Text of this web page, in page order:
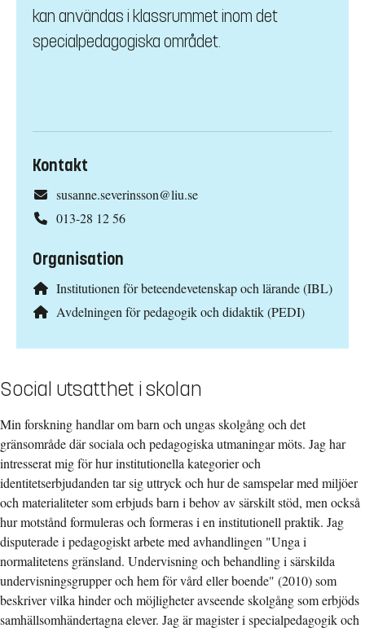
kan användas i klassrummet inom det
specialpedagogiska området.
Kontakt
susanne.severinsson@liu.se
013-28 12 56
Organisation
Institutionen för beteendevetenskap och lärande (IBL)
Avdelningen för pedagogik och didaktik (PEDI)
Social utsatthet i skolan
Min forskning handlar om barn och ungas skolgång och det
gränsområde där sociala och pedagogiska utmaningar möts. Jag har
intresserat mig för hur institutionella kategorier och
identitetserbjudanden tar sig uttryck och hur de samspelar med miljöer
och materialiteter som erbjuds barn i behov av särskilt stöd, men också
hur motstånd formuleras och formeras i en institutionell praktik. Jag
disputerade i pedagogiskt arbete med avhandlingen "Unga i
normalitetens gränsland. Undervisning och behandling i särskilda
undervisningsgrupper och hem för vård eller boende" (2010) som
beskriver vilka hinder och möjligheter avseende skolgång som erbjöds
samhällsomhändertagna elever. Jag är magister i specialpedagogik och